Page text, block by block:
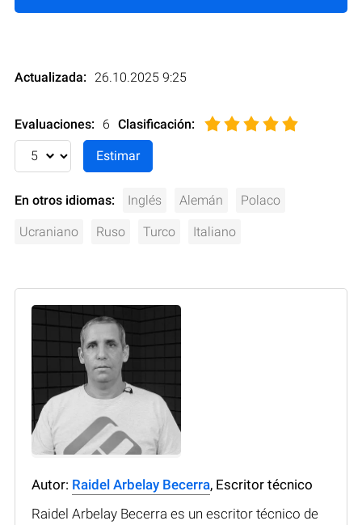
Actualizada: 26.10.2025 9:25
Evaluaciones: 6 Clasificación:
En otros idiomas: Inglés Alemán Polaco
Ucraniano Ruso Turco Italiano
Autor: Raidel Arbelay Becerra, Escritor técnico
Raidel Arbelay Becerra es un escritor técnico de